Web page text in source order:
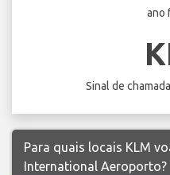
ano
Sinal de
Para quais locais KLM
International Aeroporto?